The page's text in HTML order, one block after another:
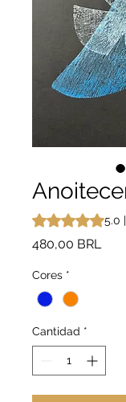
Según 1 5.0
480,00 BRL
Cores *
Cantidad *